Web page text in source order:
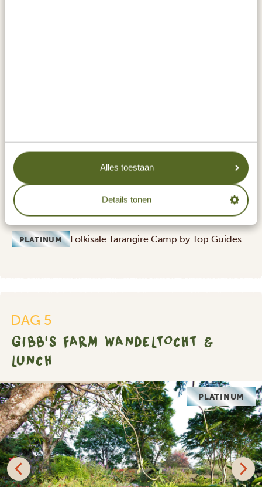
Alles toestaan
Details tonen
het park loopt, de enige andere waterbron in dit
seizoen. Dus je kunt je voorstellen dat deze plek een
paradijs is voor grote groepen van wel 250 olifanten.
Bekijk
de video van dit park.
ACCOMMODATIES:
PLATINUM Lolkisale Tarangire Camp by Top Guides
DAG 5
GIBB'S FARM WANDELTOCHT &
LUNCH
PLATINUM